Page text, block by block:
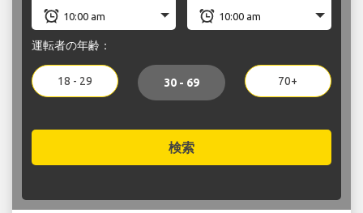
運転者の年齢：
18 - 29 30 - 69 70+
検索